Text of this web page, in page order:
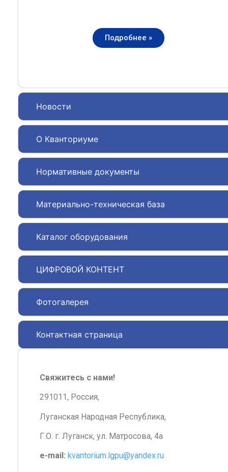
Новости
О Кванториуме
Нормативные документы
Материально-техническая база
Каталог оборудования
ЦИФРОВОЙ КОНТЕНТ
Фотогалерея
Контактная страница
Подробнее »
Свяжитесь с нами!
291011, Россия,
Луганская Народная Республика,
Г.О. г. Луганск, ул. Матросова, 4а
e-mail: kvantorium.lgpu@yandex.ru